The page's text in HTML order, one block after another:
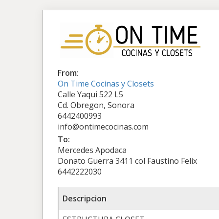
From:
On Time Cocinas y Closets
Calle Yaqui 522 L5
Cd. Obregon, Sonora
6442400993
info@ontimecocinas.com
To:
Mercedes Apodaca
Donato Guerra 3411 col Faustino Felix
6442222030
Descripcion